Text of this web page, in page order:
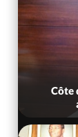
Côte